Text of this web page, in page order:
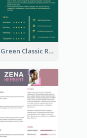
Dark Green Classic Resume